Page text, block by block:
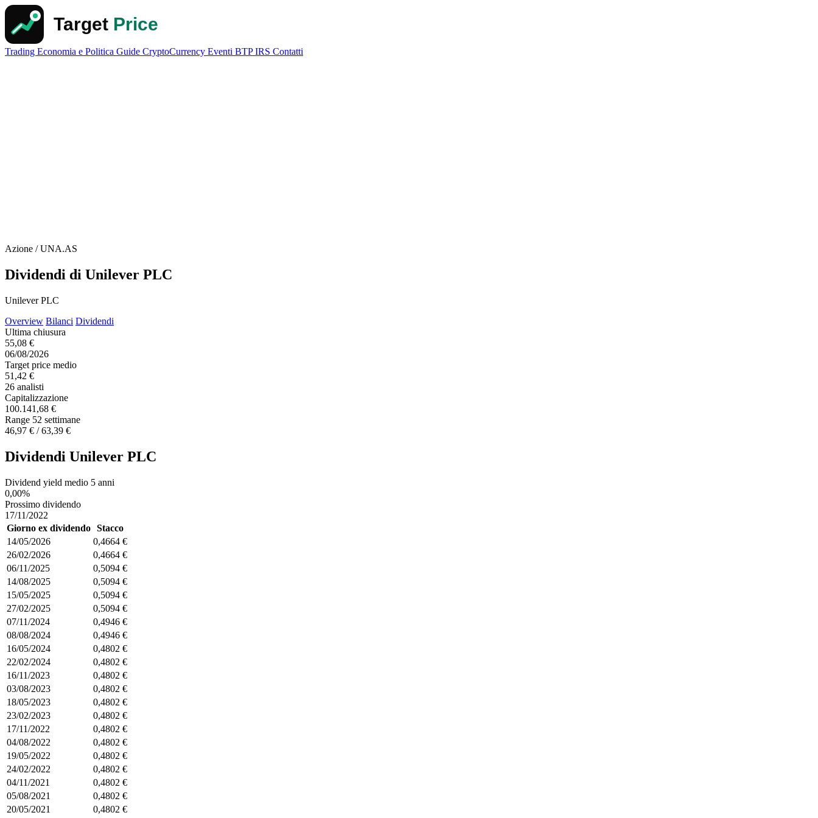
Trading Economia e Politica Guide CryptoCurrency Eventi BTPIRS Contatti
Azione / UNA.AS
Dividendi di Unilever PLC
Unilever PLC
Overview Bilanci Dividendi
Ultima chiusura
55,08 €
06/08/2026
Target price medio
51,42 €
26 analisti
Capitalizzazione
100.141,68 €
Range 52 settimane
46,97 € / 63,39 €
Dividendi Unilever PLC
Dividend yield medio 5 anni
0,00%
Prossimo dividendo
17/11/2022
Giorno ex dividendo Stacco
14/05/2026
0,4664 €
26/02/2026
0,4664 €
06/11/2025
0,5094 €
14/08/2025
0,5094 €
15/05/2025
0,5094 €
27/02/2025
0,5094 €
07/11/2024
0,4946 €
08/08/2024
0,4946 €
16/05/2024
0,4802 €
22/02/2024
0,4802 €
16/11/2023
0,4802 €
03/08/2023
0,4802 €
18/05/2023
0,4802 €
23/02/2023
0,4802 €
17/11/2022
0,4802 €
04/08/2022
0,4802 €
19/05/2022
0,4802 €
24/02/2022
0,4802 €
04/11/2021
0,4802 €
05/08/2021
0,4802 €
20/05/2021
0,4802 €